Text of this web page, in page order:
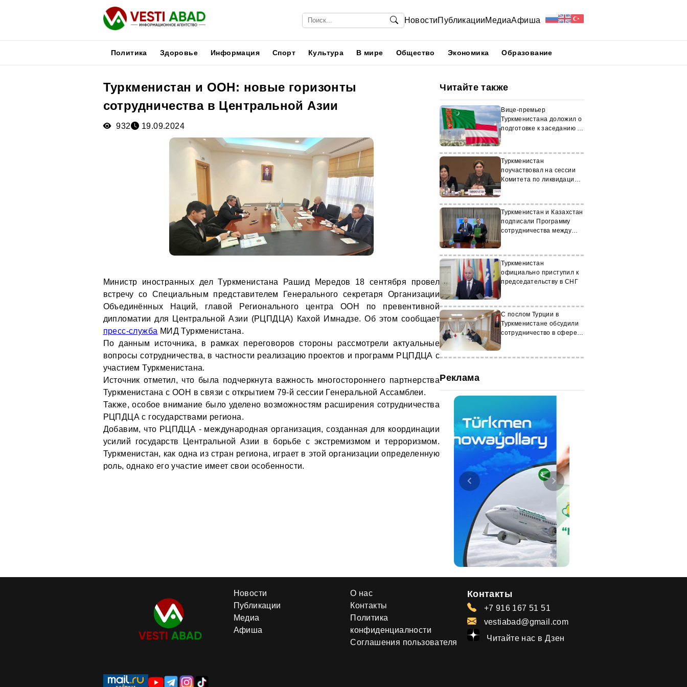
НовостиПубликацииМедиаАфиша
Политика Здоровье Информация Спорт Культура В мире Общество Экономика Образование
Туркменистан и ООН: новые горизонты
сотрудничества в Центральной Азии
932 19.09.2024
Министр иностранных дел Туркменистана Рашид Мередов 18 сентября провел
встречу со Специальным представителем Генерального секретаря Организации
Объединённых Наций, главой Регионального центра ООН по превентивной
дипломатии для Центральной Азии (РЦПДЦА) Кахой Имнадзе. Об этом сообщает
пресс-служба МИД Туркменистана.
По данным источника, в рамках переговоров стороны рассмотрели актуальные
вопросы сотрудничества, в частности реализацию проектов и программ РЦПДЦА с
участием Туркменистана.
Источник отметил, что была подчеркнута важность многостороннего партнерства
Туркменистана с ООН в связи с открытием 79-й сессии Генеральной Ассамблеи.
Также, особое внимание было уделено возможностям расширения сотрудничества
РЦПДЦА с государствами региона.
Добавим, что РЦПДЦА - международная организация, созданная для координации
усилий государств Центральной Азии в борьбе с экстремизмом и терроризмом.
Туркменистан, как одна из стран региона, играет в этой организации определенную
роль, однако его участие имеет свои особенности.
Читайте также
Вице-премьер
Туркменистана доложил о
подготовке к заседанию в
Туркменистан
поучаствовал на сессии
Комитета по ликвидации
Туркменистан и Казахстан
подписали Программу
сотрудничества между
Туркменистан
официально приступил к
председательству в СНГ
С послом Турции в
Туркменистане обсудили
сотрудничество в сфере
Реклама
Новости
Публикации
Медиа
Афиша
О нас
Контакты
Политика
конфиденциалности
Соглашения пользователя
Контакты
+7 916 167 51 51
vestiabad@gmail.com
Читайте нас в Дзен